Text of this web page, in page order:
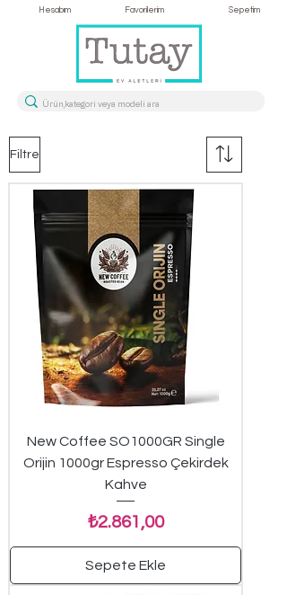
Hesabım Favorilerim Sepetim
Filtre
New Coffee SO1000GR Single
Orijin 1000gr Espresso Çekirdek
Kahve
Fiyat
₺2.861,00
Sepete Ekle